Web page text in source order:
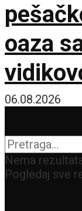
oaza
06.08.2026
Nema
Pogledaj sve